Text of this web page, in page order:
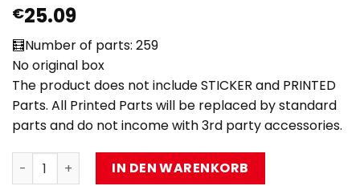
€25.09
🧮Number of parts: 259
No original box
The product does not include STICKER and PRINTED
Parts. All Printed Parts will be replaced by standard
parts and do not income with 3rd party accessories.
MOC Factory 61119 Lancia Delta HF Integrale with 259
IN DEN WARENKORB